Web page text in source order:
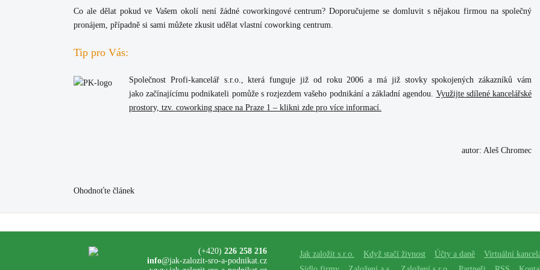
Co ale dělat pokud ve Vašem okolí není žádné coworkingové centrum? Doporučujeme se domluvit s nějakou firmou na společný
pronájem, případně si sami můžete zkusit udělat vlastní coworking centrum.
Tip pro Vás:
Společnost Profi-kancelář s.r.o., která funguje již od roku 2006 a má již stovky spokojených zákazníků vám
jako začínajícímu podnikateli pomůže s rozjezdem vašeho podnikání a základní agendou. Využijte sdílené kancelářské
prostory, tzv. coworking space na Praze 1 – klikni zde pro více informací.
autor: Aleš Chromec
Ohodnoťte článek
(+420) 226 258 216
info@jak-zalozit-sro-a-podnikat.cz
Jak založit s.r.o. Když stačí živnost Účty a daně Virtuální